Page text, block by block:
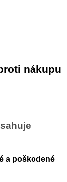
nákupu
a poškodené